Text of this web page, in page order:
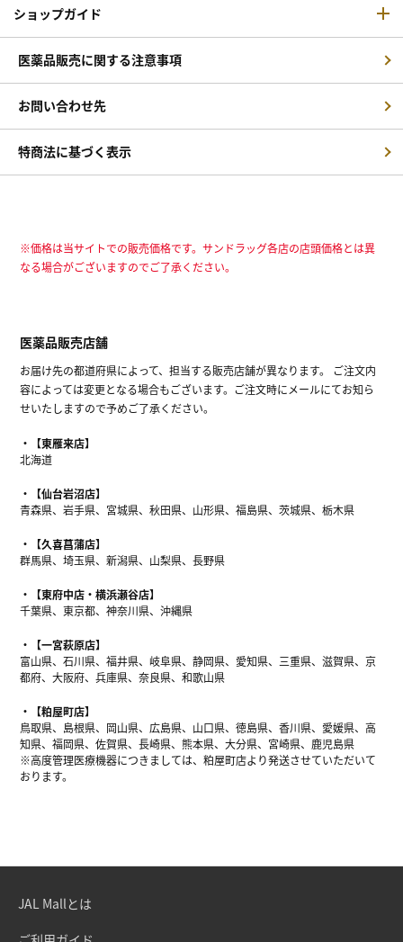
ショップガイド
医薬品販売に関する注意事項
お問い合わせ先
特商法に基づく表示
※価格は当サイトでの販売価格です。サンドラッグ各店の店頭価格とは異
なる場合がございますのでご了承ください。
医薬品販売店舗
お届け先の都道府県によって、担当する販売店舗が異なります。 ご注文内
容によっては変更となる場合もございます。ご注文時にメールにてお知ら
せいたしますので予めご了承ください。
【東雁来店】
北海道
【仙台岩沼店】
青森県、岩手県、宮城県、秋田県、山形県、福島県、茨城県、栃木県
【久喜菖蒲店】
群馬県、埼玉県、新潟県、山梨県、長野県
【東府中店・横浜瀬谷店】
千葉県、東京都、神奈川県、沖縄県
【一宮萩原店】
富山県、石川県、福井県、岐阜県、静岡県、愛知県、三重県、滋賀県、京
都府、大阪府、兵庫県、奈良県、和歌山県
【粕屋町店】
鳥取県、島根県、岡山県、広島県、山口県、徳島県、香川県、愛媛県、高
知県、福岡県、佐賀県、長崎県、熊本県、大分県、宮崎県、鹿児島県
※高度管理医療機器につきましては、粕屋町店より発送させていただいて
おります。
JAL Mallとは